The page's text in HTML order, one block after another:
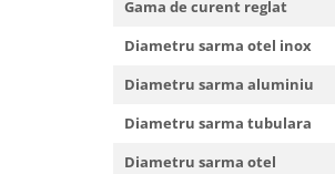
Storcatoare de fructeGama de curent reglat
Diametru sarma otel inox
Diametru sarma aluminiu
Diametru sarma tubulara
Diametru sarma otel